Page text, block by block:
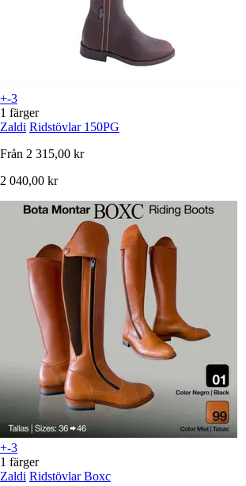
+-3
1 färger
Zaldi Ridstövlar 150PG
Från 2 315,00 kr
2 040,00 kr
+-3
1 färger
Zaldi Ridstövlar Boxc